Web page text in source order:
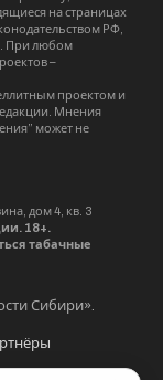
на страницах
РФ,
При любом
–
проектом и
Мнения
может не
дом 4, кв. 3
18+.
табачные
Сибири».